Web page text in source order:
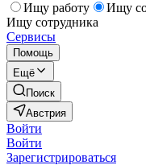
Ищу работу
Ищу
Ищу сотрудника
Сервисы
Помощь
Ещё
Поиск
Австрия
Войти
Войти
Зарегистрироваться